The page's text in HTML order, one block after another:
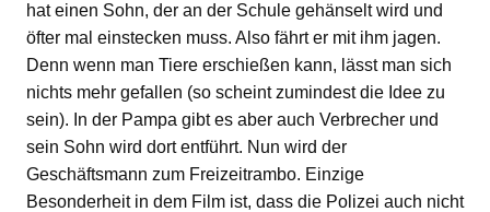
hat einen Sohn, der an der Schule gehänselt wird und
öfter mal einstecken muss. Also fährt er mit ihm jagen.
Denn wenn man Tiere erschießen kann, lässt man sich
nichts mehr gefallen (so scheint zumindest die Idee zu
sein). In der Pampa gibt es aber auch Verbrecher und
sein Sohn wird dort entführt. Nun wird der
Geschäftsmann zum Freizeitrambo. Einzige
Besonderheit in dem Film ist, dass die Polizei auch nicht